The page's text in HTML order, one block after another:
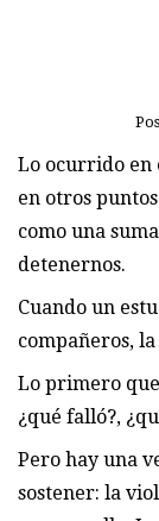
Lo ocurrido en
en otros
como una
detenernos.
Cuando un
compañeros,
Lo primero
¿qué falló?,
Pero hay una
sostener: la